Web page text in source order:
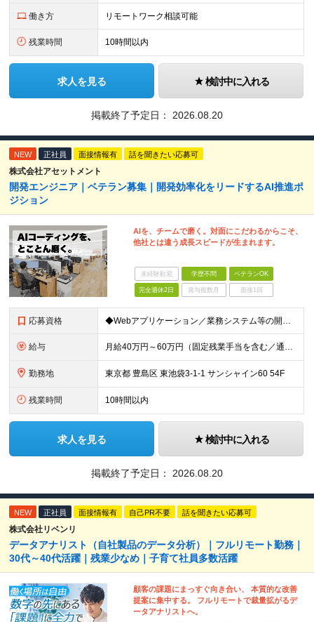
働き方 リモートワーク相談可能
残業時間 10時間以内
求人を見る 検討中に入れる
掲載終了予定日： 2026.08.20
NEW 正社員 面接情報有 話を聞きたい応募可
株式会社アセットメント
開発エンジニア｜ベテラン募集｜開発効率化をリードするAI推進ポ
ジション
AIを、チームで磨く。対面にこだわるからこそ、
他社とは違う成長スピードが生まれます。
未経験歓迎 学歴不問 ベテランOK
完全週休2日 賞与複数月 面接1回
応募資格 ◆Webアプリケーション／業務システム等の開発実務経験：5年以上 ◆AIを活用した開発実務経験：1年以上 ◆日本国内在住の方
給与 月給40万円～60万円（固定残業手当を含む／通勤手当は別途支給） 想定年収480万円～720万円 ※固定残業手当は時間外労働の有無に関わらず40時間相当分、月額9万6千円～14万3千円を支給 （40
勤務地 東京都 豊島区 東池袋3-1-1 サンシャイン60 54F
残業時間 10時間以内
求人を見る 検討中に入れる
掲載終了予定日： 2026.08.20
NEW 正社員 面接情報有 自己PR不要 話を聞きたい応募可
株式会社リベンリ
データアナリスト（自社製品のデータ分析）｜フルリモート勤務｜
30代～40代活躍｜残業少なめ｜子育て社員多数活躍
顧客の課題にまっすぐ向き合い、 本質的な改善
提案に集中する。 フルリモートで裁量拡がるデ
ータアナリストへ。